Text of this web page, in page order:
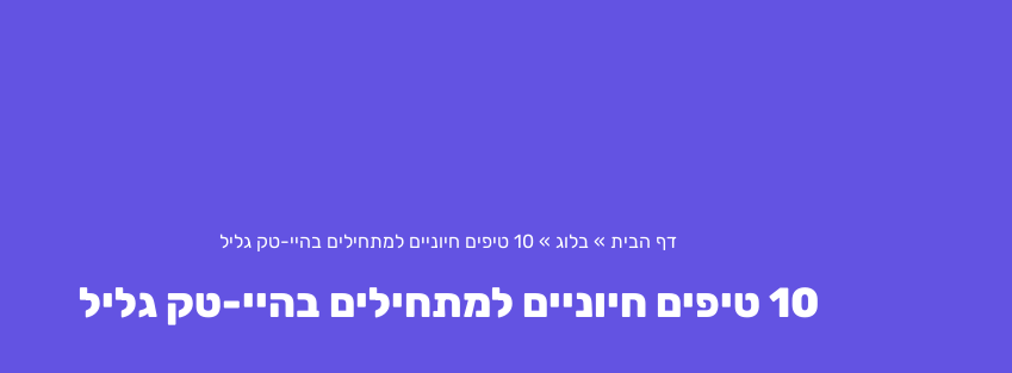
דף הבית » בלוג » 10 טיפים חיוניים למתחילים בהיי-טק גליל
10 טיפים חיוניים למתחילים בהיי-טק גליל